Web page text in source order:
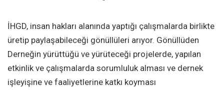
İHGD, insan hakları alanında yaptığı çalışmalarda birlikte
üretip paylaşabileceği gönüllüleri arıyor. Gönüllüden
Derneğin yürüttüğü ve yürüteceği projelerde, yapılan
etkinlik ve çalışmalarda sorumluluk alması ve dernek
işleyişine ve faaliyetlerine katkı koyması